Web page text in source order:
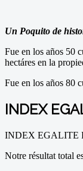
Un Poquito de
Fue en los años 50
hectáres en la
Fue en los años 80
INDEX
INDEX EGALITE
Notre résultat total